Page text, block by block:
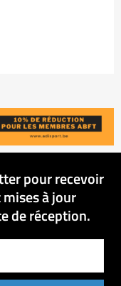
pour recevoir
à jour
de réception.